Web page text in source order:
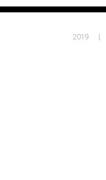
2019 |